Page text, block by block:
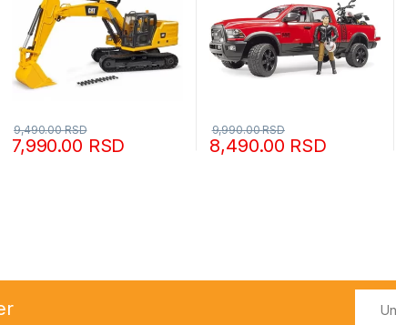
7,990.00 RSD
9,490.00RSD
8,490.00 RSD
9,990.00RSD